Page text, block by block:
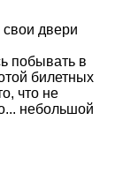
двери
побывать в
билетных
что не
небольшой